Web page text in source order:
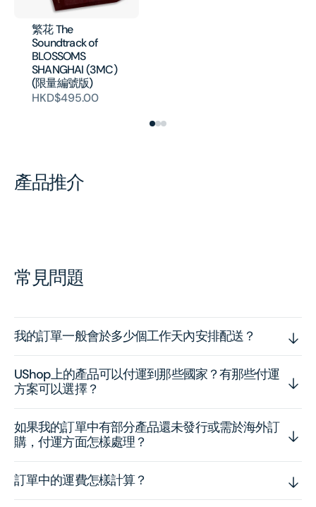
繁花 The
Soundtrack of
BLOSSOMS
SHANGHAI (3MC)
(限量編號版)
HKD$495.00
產品推介
常見問題
我的訂單一般會於多少個工作天內安排配送？
UShop上的產品可以付運到那些國家？有那些付運
方案可以選擇？
如果我的訂單中有部分產品還未發行或需於海外訂
購，付運方面怎樣處理？
訂單中的運費怎樣計算？